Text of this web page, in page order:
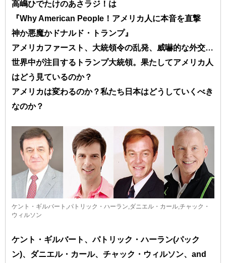
高嶋ひでたけのあさラジ！は
『Why American People！アメリカ人に本音を直撃
神か悪魔かドナルド・トランプ』
アメリカファースト、大統領令の乱発、威嚇的な外交…
世界中が注目するトランプ大統領。果たしてアメリカ人
はどう見ているのか？
アメリカは変わるのか？私たち日本はどうしていくべき
なのか？
ケント・ギルバート,パトリック・ハーラン,ダニエル・カール,チャック・
ウィルソン
ケント・ギルバート、パトリック・ハーラン(パック
ン)、ダニエル・カール、チャック・ウィルソン、and